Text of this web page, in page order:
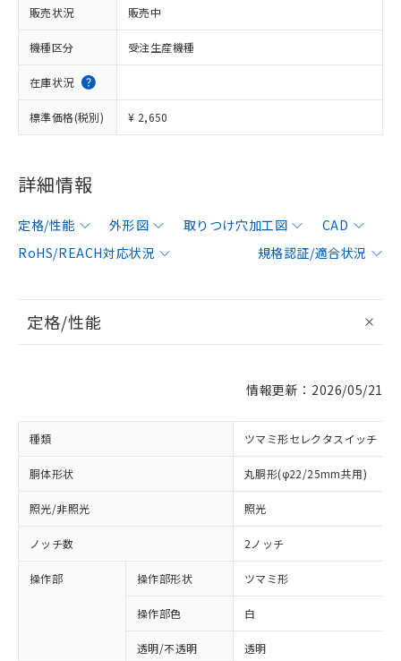
販売状況 販売中
機種区分 受注生産機種
在庫状況
標準価格(税別) ¥ 2,650
詳細情報
定格/性能 外形図 取りつけ穴加工図
CAD
RoHS/REACH対応状況
規格認証/適合状況
定格/性能
情報更新：2026/05/21
種類 ツマミ形セレクタスイッチ
胴体形状 丸胴形(φ22/25mm共用)
照光/非照光 照光
ノッチ数 2ノッチ
操作部 操作部形状 ツマミ形
操作部色 白
透明/不透明 透明